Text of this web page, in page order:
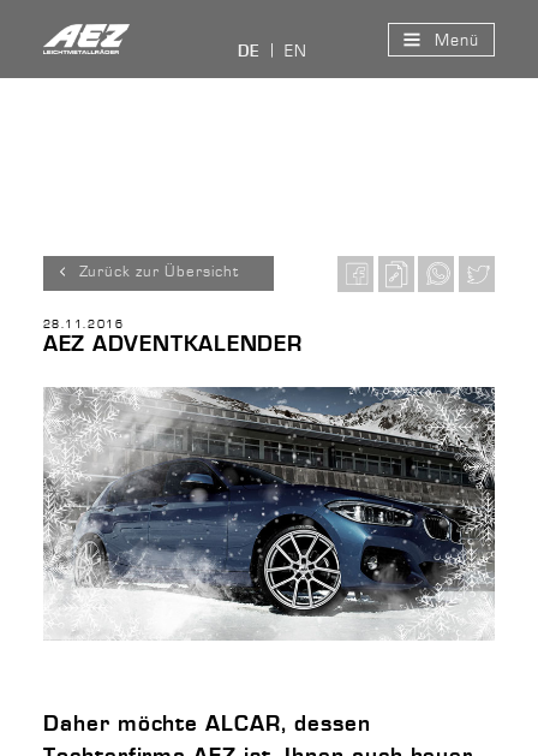
DE EN
Menü
Zurück zur Übersicht
28.11.2016
AEZ ADVENTKALENDER
Daher möchte ALCAR, dessen